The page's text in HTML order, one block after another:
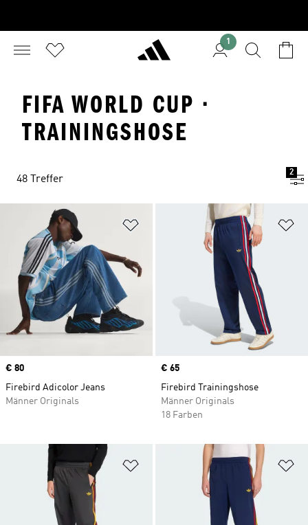
1
FIFA WORLD CUP ·
TRAININGSHOSE
48 Treffer
2
Zur Wunschliste hinzufügen
Price
€ 80
Firebird Adicolor Jeans
Männer Originals
Price
€ 65
Firebird Trainingshose
Männer Originals
18 Farben
Zur Wunschliste hinzufügen